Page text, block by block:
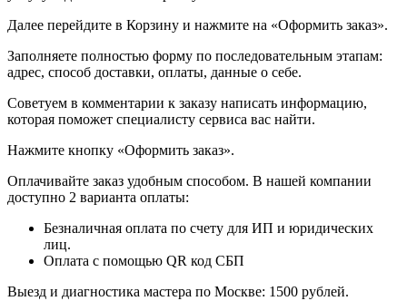
Далее перейдите в Корзину и нажмите на «Оформить заказ».
​​​​​​​Заполняете полностью форму по последовательным этапам:
адрес, способ доставки, оплаты, данные о себе.
​​​​​​​Советуем в комментарии к заказу написать информацию,
которая поможет специалисту сервиса вас найти.
​​​​​​​Нажмите кнопку «Оформить заказ».
Оплачивайте заказ удобным способом. В нашей компании
доступно 2 варианта оплаты:
Безналичная оплата по счету для ИП и юридических
лиц.
Оплата с помощью QR код СБП
Выезд и диагностика мастера по Москве: 1500 рублей.